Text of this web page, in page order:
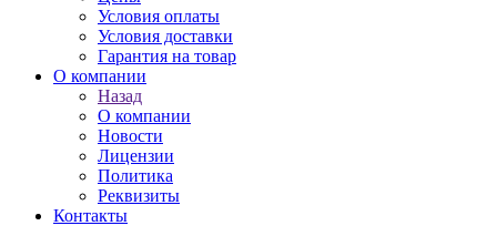
Условия оплаты
Условия доставки
Гарантия на товар
О компании
Назад
О компании
Новости
Лицензии
Политика
Реквизиты
Контакты